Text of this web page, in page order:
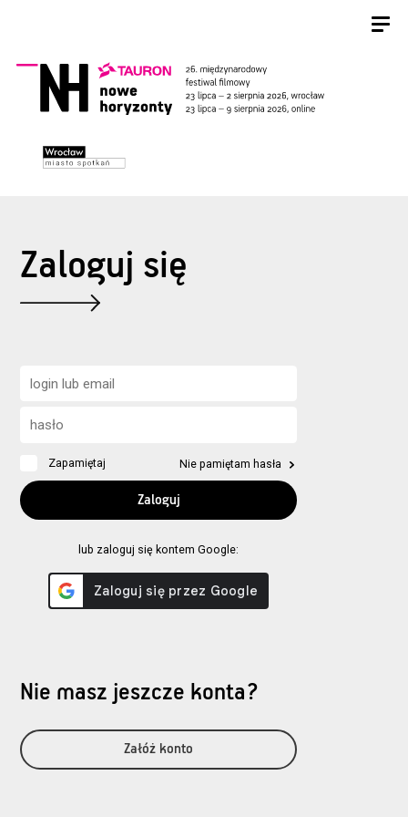
Zaloguj się
Zapamiętaj Nie pamiętam hasła
lub zaloguj się kontem Google:
Nie masz jeszcze konta?
Załóż konto